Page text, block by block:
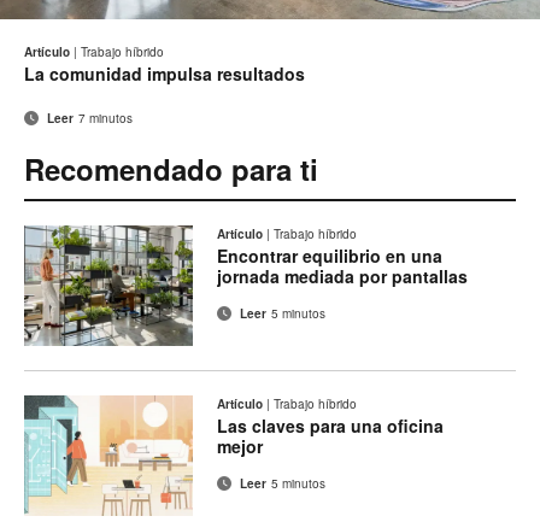
Compartir
Compartir
Compartir
Compartir
Correo
Artículo | Trabajo híbrido
La comunidad impulsa resultados
Leer 7 minutos
Recomendado para ti
Artículo | Trabajo híbrido
Encontrar equilibrio en una
jornada mediada por pantallas
Leer 5 minutos
Artículo | Trabajo híbrido
Las claves para una oficina
mejor
Leer 5 minutos